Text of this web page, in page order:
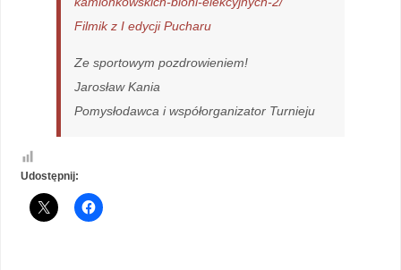
Filmik z I edycji Pucharu
Ze sportowym pozdrowieniem!
Jarosław Kania
Pomysłodawca i współorganizator Turnieju
Udostępnij: